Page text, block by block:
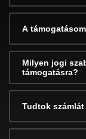
A
Milyen jogi
támogatásra?
Tudtok